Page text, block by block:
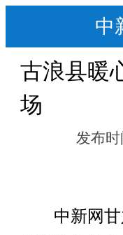
中
古浪县暖
场
发布时
中新网甘